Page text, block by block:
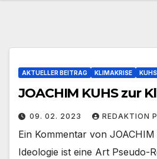
AKTUELLER BEITRAG KLIMAKRISE KUHS
JOACHIM KUHS zur
09. 02. 2023 REDAKTION
Ein Kommentar von
Ideologie ist eine Art Pseudo-